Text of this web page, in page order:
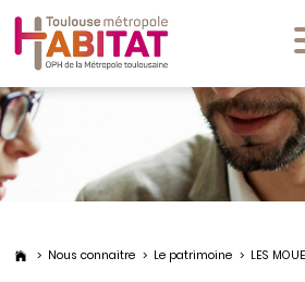
Nous connaitre Le patrimoine LES